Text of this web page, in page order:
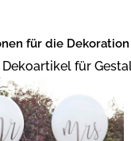
für die
für